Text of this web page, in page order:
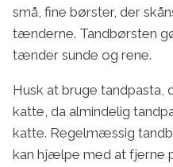
små, fine børster, der
tænderne. Tandbørsten
tænder sunde og rene.
Husk at bruge tandpasta,
katte, da almindelig
katte. Regelmæssig
kan hjælpe med at fjerne